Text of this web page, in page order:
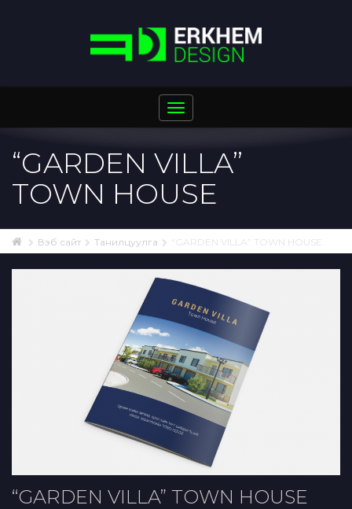
Toggle
navigation
“GARDEN VILLA”
TOWN HOUSE
Вэб сайт Танилцуулга “GARDEN VILLA” TOWN HOUSE
“GARDEN VILLA” TOWN HOUSE